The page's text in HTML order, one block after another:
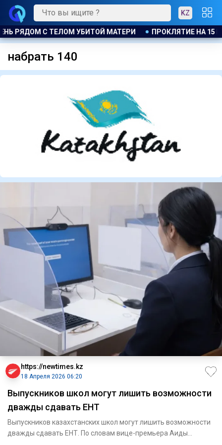
KZ
РЯДОМ С ТЕЛОМ УБИТОЙ МАТЕРИ ПРОКЛЯТИЕ НА 15
набрать 140
https://newtimes.kz
18 Апреля 2026 06:20
Выпускников школ могут лишить возможности
дважды сдавать ЕНТ
Выпускников казахстанских школ могут лишить возможности
дважды сдавать ЕНТ. По словам вице-премьера Аиды